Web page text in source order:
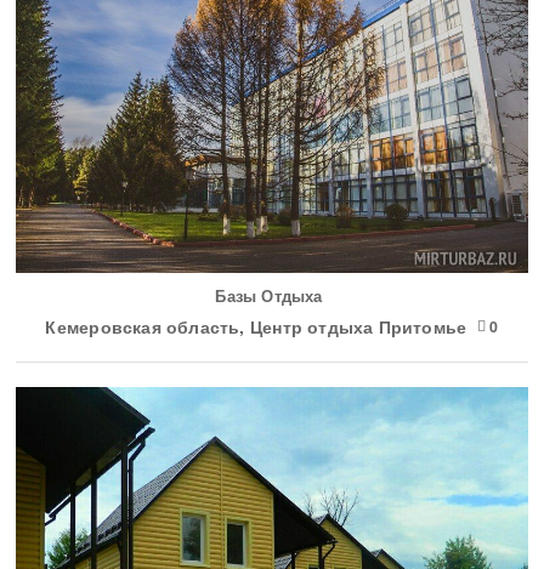
Базы Отдыха
Кемеровская область, Центр отдыха Притомье 0